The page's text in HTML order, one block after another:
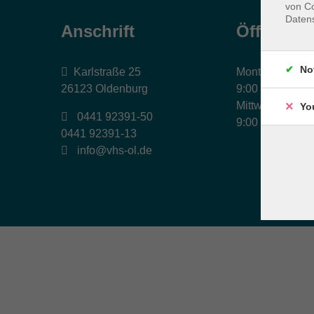
Anschrift
Karlstraße 25
26123 Oldenburg
0441 92391-50
0441 92391-13
info@vhs-ol.de
Montag,
9:00 bis 17:00
Mittwoch und
9:00 bis 12:30
von